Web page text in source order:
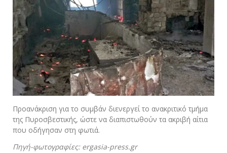
Προανάκριση για το συμβάν διενεργεί το ανακριτικό τμήμα
της Πυροσβεστικής, ώστε να διαπιστωθούν τα ακριβή αίτια
που οδήγησαν στη φωτιά.
Πηγή-φωτογραφίες: ergasia-press.gr